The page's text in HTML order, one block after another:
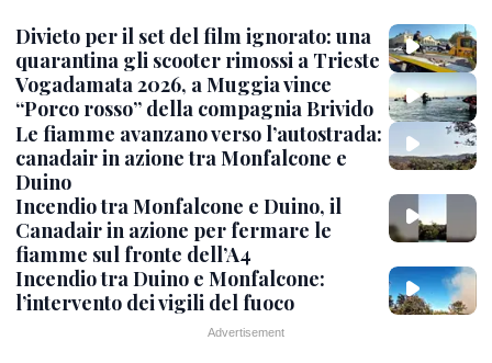
Divieto per il set del film ignorato: una
quarantina gli scooter rimossi a Trieste
Vogadamata 2026, a Muggia vince
“Porco rosso” della compagnia Brivido
Le fiamme avanzano verso l’autostrada:
canadair in azione tra Monfalcone e
Duino
Incendio tra Monfalcone e Duino, il
Canadair in azione per fermare le
fiamme sul fronte dell’A4
Incendio tra Duino e Monfalcone:
l’intervento dei vigili del fuoco